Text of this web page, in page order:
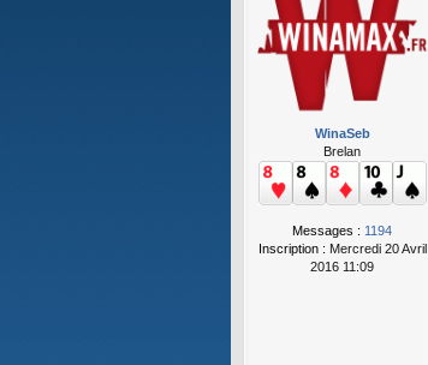
WinaSeb
Brelan
Messages : 1194
Inscription : Mercredi 20 Avril
2016 11:09